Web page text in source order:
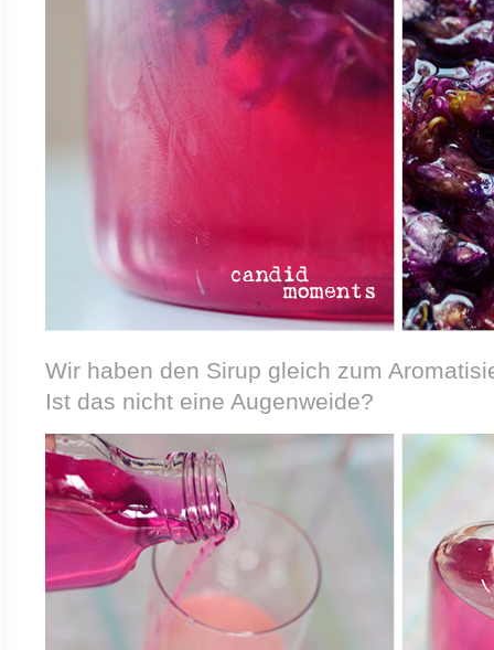
Wir haben den Sirup gleich zum
Ist das nicht eine Augenweide?